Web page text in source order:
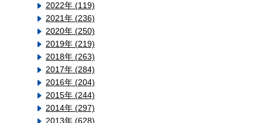
2022年 (119)
2021年 (236)
2020年 (250)
2019年 (219)
2018年 (263)
2017年 (284)
2016年 (204)
2015年 (244)
2014年 (297)
2013年 (628)